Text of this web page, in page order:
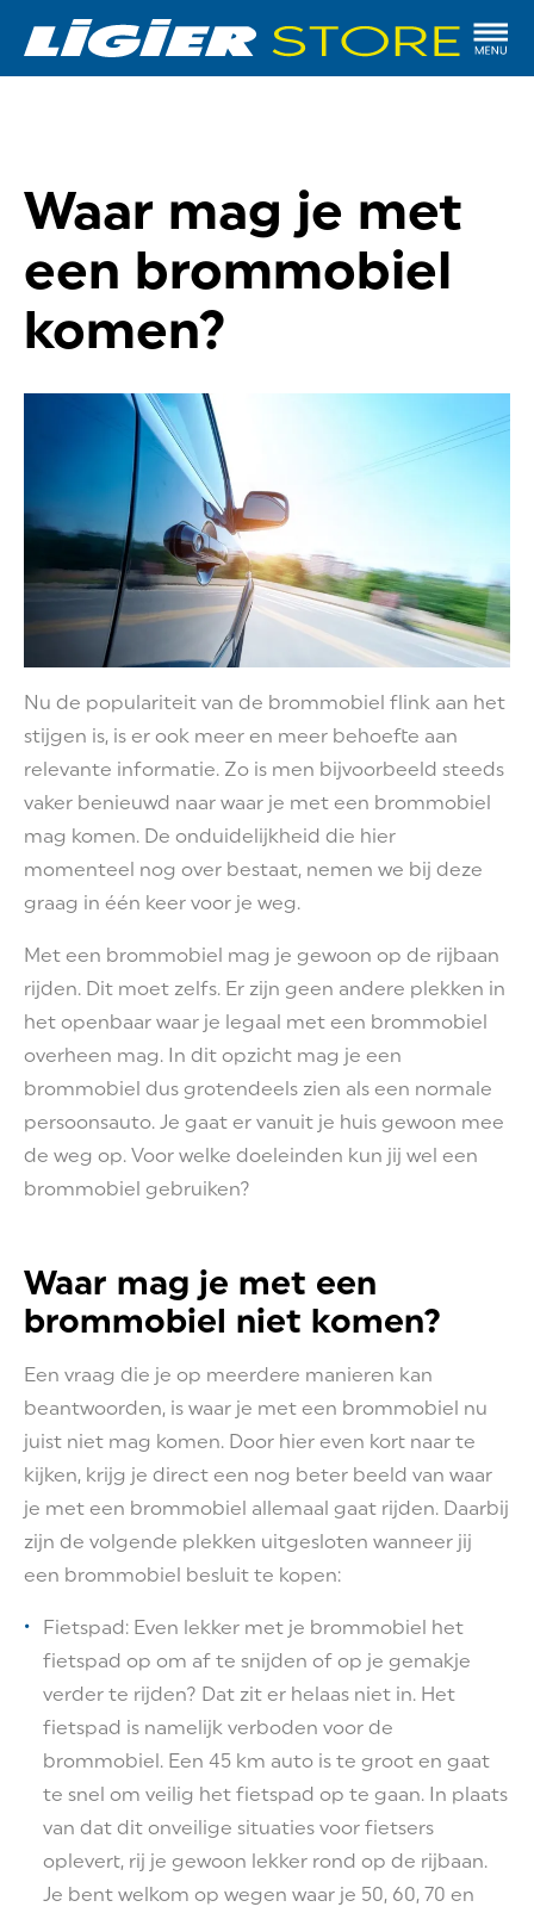
Waar mag je met
een brommobiel
komen?
Nu de populariteit van de brommobiel flink aan het
stijgen is, is er ook meer en meer behoefte aan
relevante informatie. Zo is men bijvoorbeeld steeds
vaker benieuwd naar waar je met een brommobiel
mag komen. De onduidelijkheid die hier
momenteel nog over bestaat, nemen we bij deze
graag in één keer voor je weg.
Met een brommobiel mag je gewoon op de rijbaan
rijden. Dit moet zelfs. Er zijn geen andere plekken in
het openbaar waar je legaal met een brommobiel
overheen mag. In dit opzicht mag je een
brommobiel dus grotendeels zien als een normale
persoonsauto. Je gaat er vanuit je huis gewoon mee
de weg op. Voor welke doeleinden kun jij wel een
brommobiel gebruiken?
Waar mag je met een
brommobiel niet komen?
Een vraag die je op meerdere manieren kan
beantwoorden, is waar je met een brommobiel nu
juist niet mag komen. Door hier even kort naar te
kijken, krijg je direct een nog beter beeld van waar
je met een brommobiel allemaal gaat rijden. Daarbij
zijn de volgende plekken uitgesloten wanneer jij
een brommobiel besluit te kopen:
Fietspad: Even lekker met je brommobiel het
fietspad op om af te snijden of op je gemakje
verder te rijden? Dat zit er helaas niet in. Het
fietspad is namelijk verboden voor de
brommobiel. Een 45 km auto is te groot en gaat
te snel om veilig het fietspad op te gaan. In plaats
van dat dit onveilige situaties voor fietsers
oplevert, rij je gewoon lekker rond op de rijbaan.
Je bent welkom op wegen waar je 50, 60, 70 en